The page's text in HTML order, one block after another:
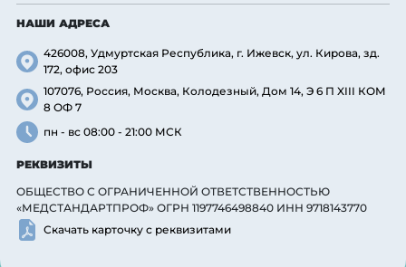
НАШИ АДРЕСА
426008, Удмуртская Республика, г. Ижевск, ул. Кирова, зд.
172, офис 203
107076, Россия, Москва, Колодезный, Дом 14, Э 6 П XIII КОМ
8 ОФ 7
пн - вс 08:00 - 21:00 МСК
РЕКВИЗИТЫ
ОБЩЕСТВО С ОГРАНИЧЕННОЙ ОТВЕТСТВЕННОСТЬЮ
«МЕДСТАНДАРТПРОФ» ОГРН 1197746498840 ИНН 9718143770
Скачать карточку с реквизитами